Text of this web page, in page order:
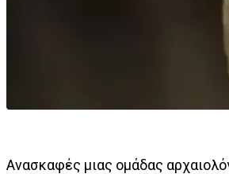
Ανασκαφές μιας ομάδας